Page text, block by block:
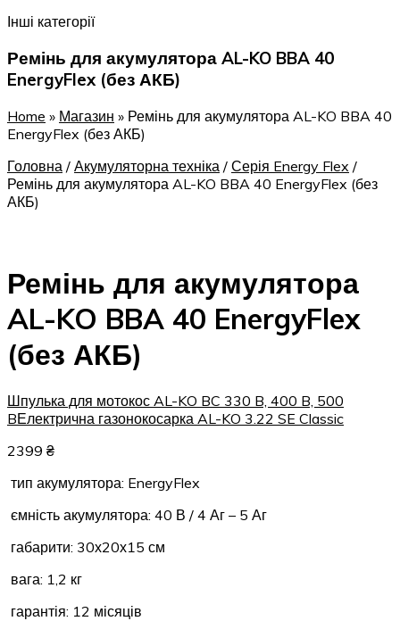
Інші категорії
Ремінь для акумулятора AL-KO BBA 40
EnergyFlex (без АКБ)
Home » Магазин » Ремінь для акумулятора AL-KO BBA 40
EnergyFlex (без АКБ)
Головна / Акумуляторна техніка / Серія Energy Flex /
Ремінь для акумулятора AL-KO BBA 40 EnergyFlex (без
АКБ)
Ремінь для акумулятора
AL-KO BBA 40 EnergyFlex
(без АКБ)
Шпулька для мотокос AL-KO BC 330 B, 400 B, 500
BЕлектрична газонокосарка AL-KO 3.22 SE Classic
2399 ₴
тип акумулятора: EnergyFlex
ємність акумулятора: 40 В / 4 Аг – 5 Аг
габарити: 30х20х15 см
вага: 1,2 кг
гарантія: 12 місяців